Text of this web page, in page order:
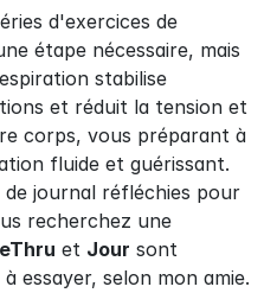
d'exercices de
étape nécessaire, mais
stabilise
et réduit la tension et
corps, vous préparant à
fluide et guérissant.
journal réfléchies pour
recherchez une
et Jour sont
essayer, selon mon amie.